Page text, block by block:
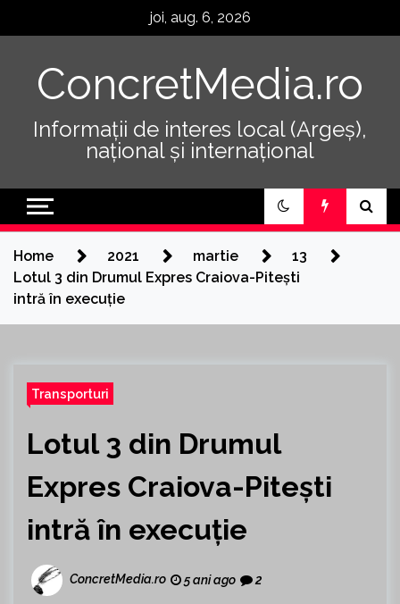
joi, aug. 6, 2026
ConcretMedia.ro
Informații de interes local (Argeș),
național și internațional
Home 2021 martie
13
Lotul 3 din Drumul Expres Craiova-Piteşti
intră în execuție
Transporturi
Lotul 3 din Drumul
Expres Craiova-Piteşti
intră în execuție
ConcretMedia.ro 5 ani ago 2